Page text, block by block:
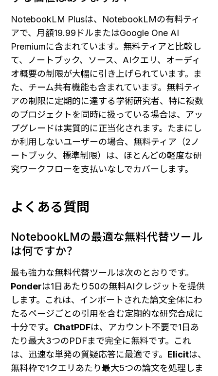
NotebookLM Plusは、NotebookLMの有料ティ
アで、月額19.99ドルまたはGoogle One AI
Premiumに含まれています。無料ティアと比較し
て、ノートブック、ソース、AIクエリ、オーディ
オ概要の制限が大幅に引き上げられています。ま
た、チーム共有機能も含まれています。無料ティ
アの制限に定期的に達する学術研究者、特に複数
のプロジェクトを同時に扱っている場合は、アッ
プグレードは実質的に正当化されます。たまにし
か利用しないユーザーの場合、無料ティア（2ノ
ートブック、標準制限）は、ほとんどの軽度な研
究ワークフローを支払いなしでカバーします。
よくある質問
NotebookLMの最適な無料代替ツール
は何ですか？
最も強力な無料代替ツールは次のとおりです。
Ponderは1日あたり50の無料AIクレジットを提供
します。これは、インポートされた論文全体にわ
たるページごとの引用を含む定期的な研究合成に
十分です。 ChatPDFは、アカウント不要で1日あ
たり最大3つのPDFまで完全に無料です。これ
は、迅速な単発の質疑応答に最適です。 Elicitは、
無料枠で1クエリあたり最大5つの論文を処理しま